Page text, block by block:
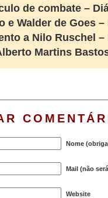
de combate –
e Walder de Goes
a Nilo Ruschel –
Martins
Nome
Mail (não
Website